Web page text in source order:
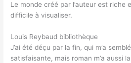
Le monde créé par l’auteur est riche
difficile à visualiser.
Louis Reybaud bibliothèque
J’ai été déçu par la fin, qui m’a
satisfaisante, mais roman m’a aussi